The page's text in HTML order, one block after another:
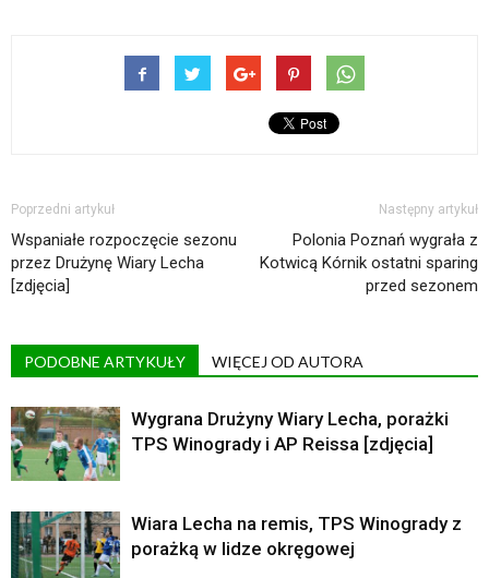
Poprzedni artykuł
Wspaniałe rozpoczęcie sezonu
przez Drużynę Wiary Lecha
[zdjęcia]
Następny artykuł
Polonia Poznań wygrała z
Kotwicą Kórnik ostatni sparing
przed sezonem
PODOBNE ARTYKUŁY WIĘCEJ OD AUTORA
Wygrana Drużyny Wiary Lecha, porażki
TPS Winogrady i AP Reissa [zdjęcia]
Wiara Lecha na remis, TPS Winogrady z
porażką w lidze okręgowej